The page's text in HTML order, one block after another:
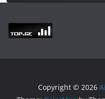
Copyright © 2026